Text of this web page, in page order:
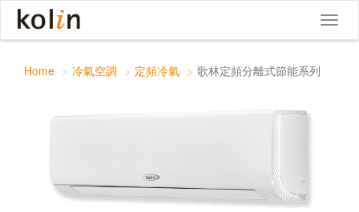
歌林定頻分離式節能系列
Toggle
Home 冷氣空調 定頻冷氣 歌林定頻分離式節能系列